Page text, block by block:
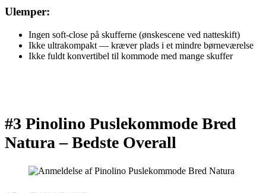
Ulemper:
Ingen soft-close på skufferne (ønskescene ved natteskift)
Ikke ultrakompakt — kræver plads i et mindre børneværelse
Ikke fuldt konvertibel til kommode med mange skuffer
#3 Pinolino Puslekommode Bred
Natura –Bedste Overall